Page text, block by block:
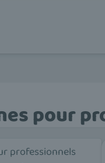
pour
professionnels